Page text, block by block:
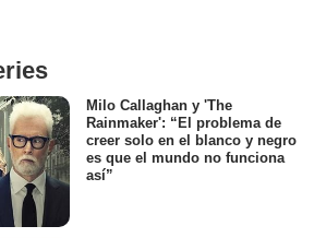
Milo Callaghan y 'The
Rainmaker': “El problema de
creer solo en el blanco y negro
es que el mundo no funciona
así”